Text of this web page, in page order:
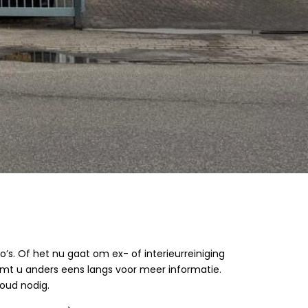
Of het nu gaat om ex- of interieurreiniging
u anders eens langs voor meer informatie.
nodig.